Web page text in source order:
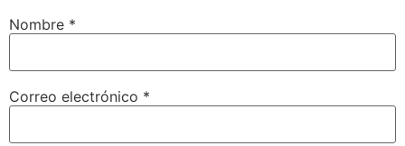
Nombre *
Correo electrónico *